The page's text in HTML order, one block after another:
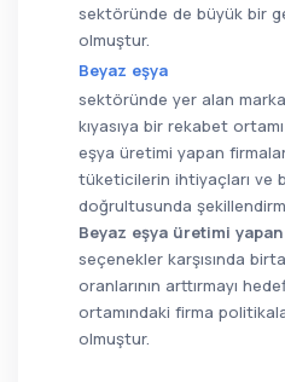
sektöründe de büyük bir
olmuştur.
Beyaz eşya
sektöründe yer alan
kıyasıya bir rekabet
eşya üretimi yapan
tüketicilerin ihtiyaçları ve
doğrultusunda
Beyaz eşya üretimi
seçenekler karşısında
oranlarının arttırmayı
ortamındaki firma
olmuştur.